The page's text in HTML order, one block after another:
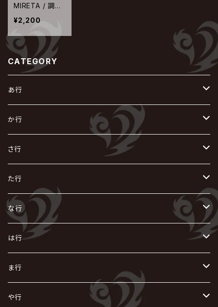
MIRETA / 調教
C【TYPE-B】
¥2,200
CATEGORY
あ行
あ
R指定
AIOLIN
i.D.A
AKIHIDE
い
IKUO
exist†trace
生熊耕治
う
VIRGE / ヴァージュ
Waive
え
ACE OF SPADES
X JAPAN
LSN / The LEGENDARY SIX NINE
お
AURORIZE
OFIAM
か行
か
怪人二十面奏
Kαin
き
KISAKI
キズ
く
Crack6
グラビティ
け
[ kei ] / 圭
仮病
こ
GOATBED
さ行
さ
ザアザア
The THIRTEEN
し
Zeke Deux
Z CLEAR
す
Z CLEAR
超ジャシー
せ
ゼラ
そ
た行
た
DASEIN
DAIGO
ち
CHAQLA.
つ
て
な行
な
NIGHTMARE
NAZARE
に
NiEL
ぬ
は行
は
heidi.
ひ
ま行
ま
や行